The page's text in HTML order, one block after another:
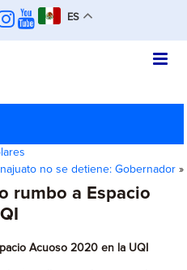
ES
no se detiene: Gobernador»
rumbo a Espacio
Acuoso 2020 en la UQI